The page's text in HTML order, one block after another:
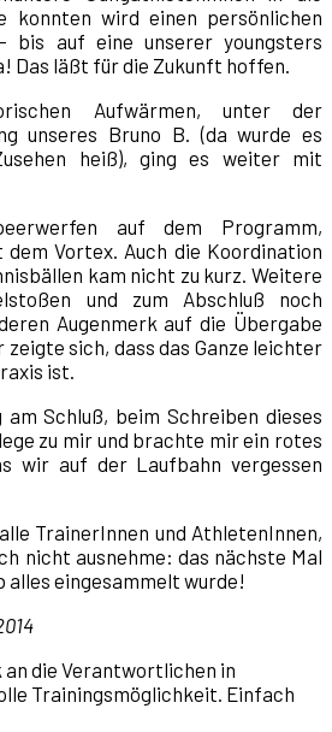
konnten wird einen persönlichen
bis auf eine unserer youngsters
Das läßt für die Zukunft hoffen.
Aufwärmen, unter der
unseres Bruno B. (da wurde es
heiß), ging es weiter mit
auf dem Programm,
Vortex. Auch die Koordination
kam nicht zu kurz. Weitere
und zum Abschluß noch
Augenmerk auf die Übergabe
sich, dass das Ganze leichter
ist.
am Schluß, beim Schreiben dieses
zu mir und brachte mir ein rotes
wir auf der Laufbahn vergessen
TrainerInnen und AthletenInnen,
nicht ausnehme: das nächste Mal
alles eingesammelt wurde!
an die Verantwortlichen in
Trainingsmöglichkeit. Einfach